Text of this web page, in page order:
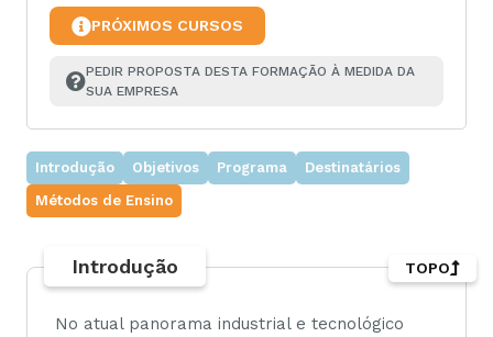
PRÓXIMOS CURSOS
PEDIR PROPOSTA DESTA FORMAÇÃO À MEDIDA DA
SUA EMPRESA
Introdução Objetivos Programa
Destinatários
Métodos de Ensino
Introdução
No atual panorama industrial e tecnológico
TOPO